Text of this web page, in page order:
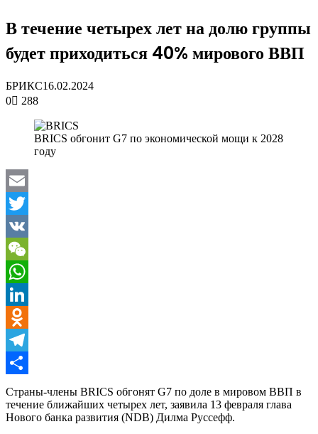
В течение четырех лет на долю группы
будет приходиться 40% мирового ВВП
БРИКС16.02.2024
0
288
BRICS обгонит G7 по экономической мощи к 2028
году
Email
Twitter
VK
WeChat
WhatsApp
LinkedIn
Odnoklassniki
Telegram
Отправить
Страны-члены BRICS обгонят G7 по доле в мировом ВВП в
течение ближайших четырех лет, заявила 13 февраля глава
Нового банка развития (NDB) Дилма Руссефф.